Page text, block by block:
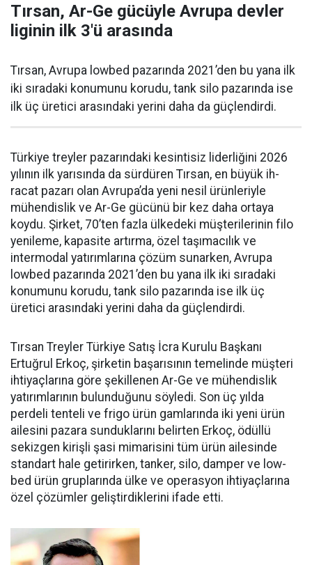
Tırsan, Ar-Ge gücüyle Avrupa devler
liginin ilk 3'ü arasında
Tırsan, Avrupa lowbed pazarında 2021’den bu yana ilk
iki sıradaki konumunu korudu, tank silo pazarında ise
ilk üç üretici arasındaki yerini daha da güçlen­dirdi.
Türkiye treyler pazarın­daki kesintisiz liderliğini 2026
yılının ilk yarısında da sürdüren Tırsan, en büyük ih­
racat pazarı olan Avrupa’da yeni nesil ürünleriyle
mühendislik ve Ar-Ge gücünü bir kez daha orta­ya
koydu. Şirket, 70’ten fazla ül­kedeki müşterilerinin filo
yenile­me, kapasite artırma, özel taşıma­cılık ve
intermodal yatırımlarına çözüm sunarken, Avrupa
lowbed pazarında 2021’den bu yana ilk iki sıradaki
konumunu korudu, tank silo pazarında ise ilk üç
üretici arasındaki yerini daha da güçlen­dirdi.
Tırsan Treyler Türkiye Satış İcra Kurulu Başkanı
Ertuğrul Er­koç, şirketin başarısının teme­linde müşteri
ihtiyaçlarına göre şekillenen Ar-Ge ve mühendislik
yatırımlarının bulunduğunu söy­ledi. Son üç yılda
perdeli tenteli ve frigo ürün gamlarında iki yeni ürün
ailesini pazara sundukları­nı belirten Erkoç, ödüllü
sekizgen kirişli şasi mimarisini tüm ürün ailesinde
standart hale getirir­ken, tanker, silo, damper ve low­
bed ürün gruplarında ülke ve ope­rasyon ihtiyaçlarına
özel çözüm­ler geliştirdiklerini ifade etti.